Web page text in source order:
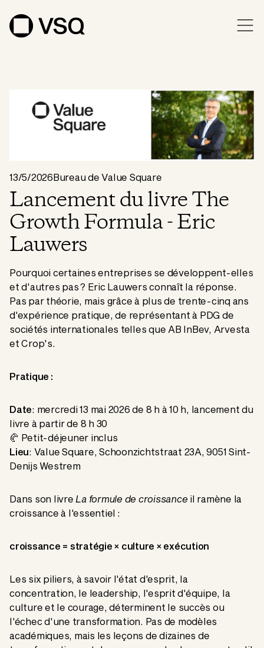
13/5/2026Bureau de Value Square
Lancement du livre The
Growth Formula - Eric
Lauwers
Pourquoi certaines entreprises se développent-elles
et d'autres pas ? Eric Lauwers connaît la réponse.
Pas par théorie, mais grâce à plus de trente-cinq ans
d'expérience pratique, de représentant à PDG de
sociétés internationales telles que AB InBev, Arvesta
et Crop's.
Pratique :
Date: mercredi 13 mai 2026 de 8 h à 10 h, lancement du
livre à partir de 8 h 30
🥐 Petit-déjeuner inclus
Lieu: Value Square, Schoonzichtstraat 23A, 9051 Sint-
Denijs Westrem
Dans son livre La formule de croissance il ramène la
croissance à l'essentiel :
croissance = stratégie × culture × exécution
Les six piliers, à savoir l'état d'esprit, la
concentration, le leadership, l'esprit d'équipe, la
culture et le courage, déterminent le succès ou
l'échec d'une transformation. Pas de modèles
académiques, mais les leçons de dizaines de